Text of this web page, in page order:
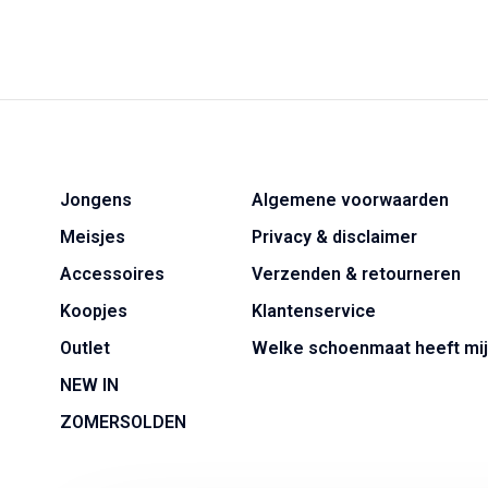
Jongens
Meisjes
Accessoires
Koopjes
Outlet
NEW IN
ZOMERSOLDEN
Algemene voorwaarden
Privacy & disclaimer
Verzenden & retourneren
Klantenservice
Welke schoenmaat heeft